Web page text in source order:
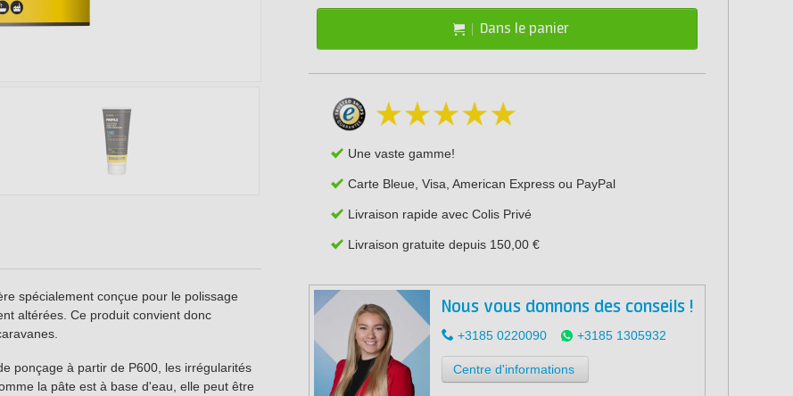
spécialement conçue pour le polissage
altérées. Ce produit convient donc
ponçage à partir de P600, les irrégularités
la pâte est à base d'eau, elle peut être
Dans le panier
Une vaste gamme!
Carte Bleue, Visa, American Express ou PayPal
Livraison rapide avec Colis Privé
Livraison gratuite depuis 150,00 €
Nous vous donnons des conseils !
+3185 0220090 +3185 1305932
Centre d'informations